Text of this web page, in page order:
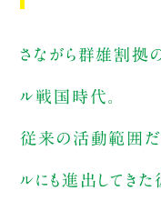
さながら群雄割拠
ル戦国時代。
従来の活動範囲だけ
ルにも進出してき